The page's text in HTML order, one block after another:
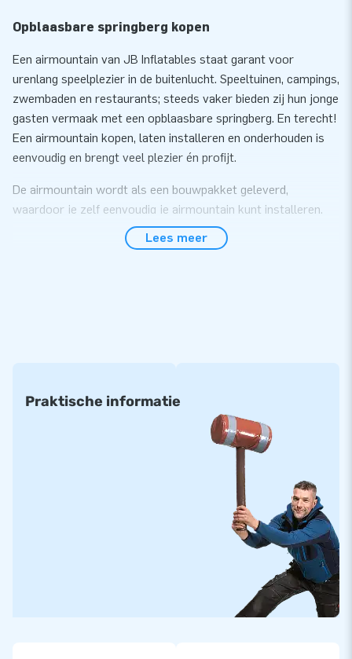
Opblaasbare springberg kopen
Een airmountain van JB Inflatables staat garant voor
urenlang speelplezier in de buitenlucht. Speeltuinen, campings,
zwembaden en restaurants; steeds vaker bieden zij hun jonge
gasten vermaak met een opblaasbare springberg. En terecht!
Een airmountain kopen, laten installeren en onderhouden is
eenvoudig en brengt veel plezier én profijt.
De airmountain wordt als een bouwpakket geleverd,
waardoor je zelf eenvoudig je airmountain kunt installeren.
Wil je dit liever uitbesteden kunnen wij voor een meerprijs
een installatie service bieden. Je springberg wordt dan in 1
• 6 x 6 m • 8 x 6 m • 10 x 12 m
• 6 x 8 m • 8 x 8 m • 12 x 15 m
• 6 x 12 m • 8 x 12 m • 14 x 20 m
Alle opblaasbare springbergen zijn gemaakt van materialen
met een hoge kwaliteit. Ze zijn standaard voorzien van de
juiste certificatie en handleidingen voor professioneel
Standaard airmountains kunnen in ongeveer twee weken
Lees meer
Praktische informatie